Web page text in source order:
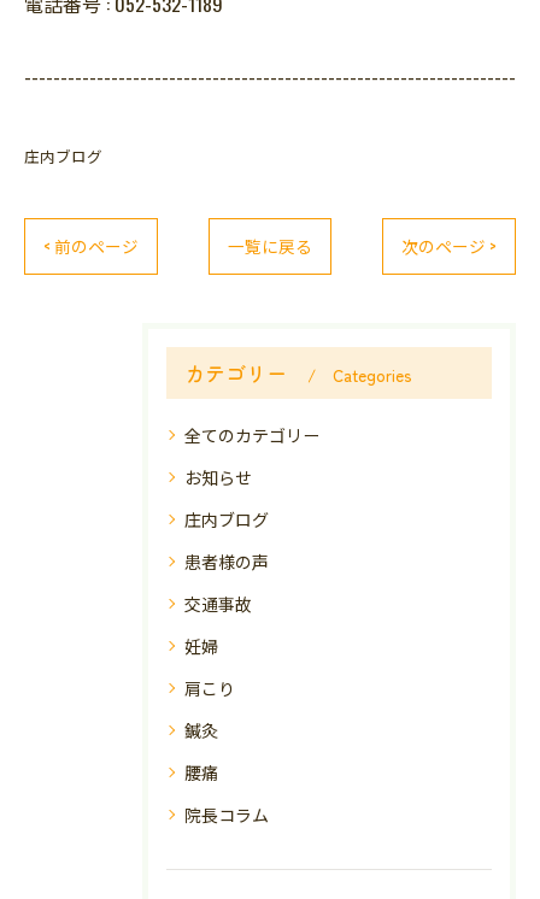
--------------------------------------------------------------------
庄内ブログ
< 前のページ 一覧に戻る 次のページ >
カテゴリー Categories
全てのカテゴリー
お知らせ
庄内ブログ
患者様の声
交通事故
妊婦
肩こり
鍼灸
腰痛
院長コラム